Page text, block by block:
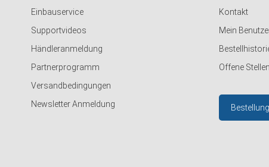
Einbauservice
Supportvideos
Händleranmeldung
Partnerprogramm
Versandbedingungen
Newsletter Anmeldung
Kontakt
Mein
Offene Stellen